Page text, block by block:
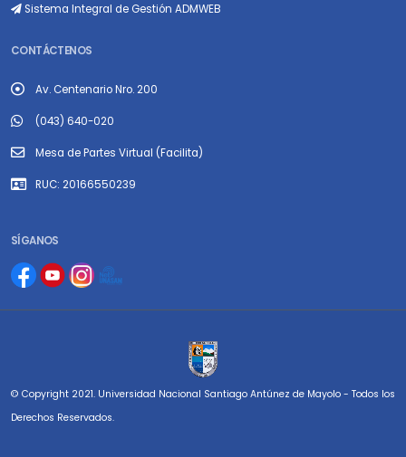
Sistema Integral de Gestión ADMWEB
CONTÁCTENOS
Av. Centenario Nro. 200
(043) 640-020
Mesa de Partes Virtual (Facilita)
RUC: 20166550239
SÍGANOS
© Copyright 2021. Universidad Nacional Santiago Antúnez de Mayolo - Todos los
Derechos Reservados.